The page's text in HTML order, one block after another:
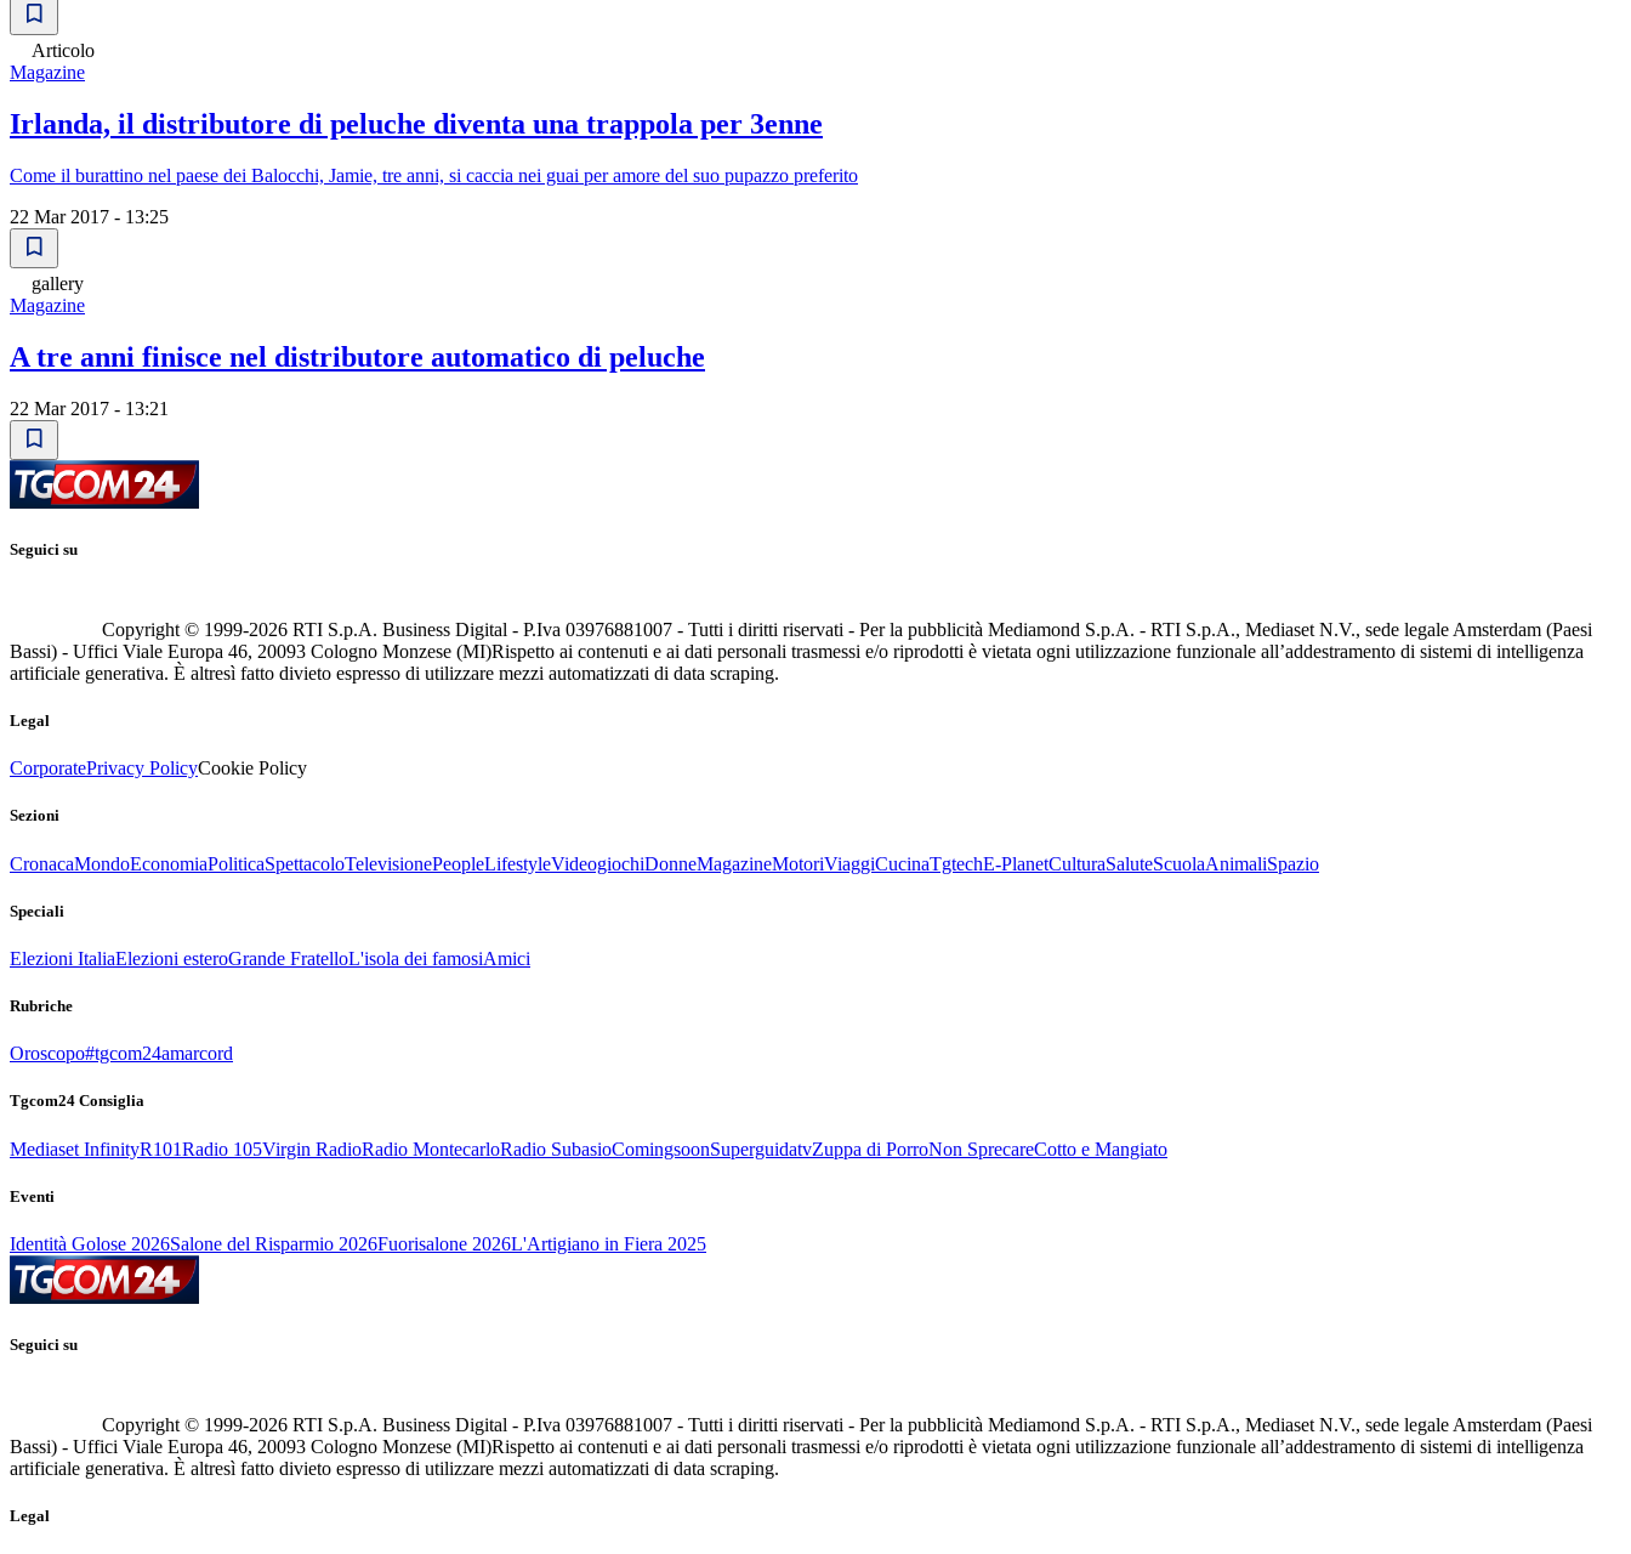
Articolo
Magazine
Irlanda, il distributore di peluche diventa una trappola per 3enne
Come il burattino nel paese dei Balocchi, Jamie, tre anni, si caccia nei guai per amore del suo pupazzo preferito
22 Mar 2017 - 13:25
gallery
Magazine
A tre anni finisce nel distributore automatico di peluche
22 Mar 2017 - 13:21
Seguici su
Copyright © 1999-2026 RTI S.p.A. Business Digital - P.Iva 03976881007 - Tutti i diritti riservati - Per la pubblicità Mediamond S.p.A. - RTI S.p.A., Mediaset N.V., sede legale Amsterdam (Paesi
Bassi) - Uffici Viale Europa 46, 20093 Cologno Monzese (MI)Rispetto ai contenuti e ai dati personali trasmessi e/o riprodotti è vietata ogni utilizzazione funzionale all’addestramento di sistemi di intelligenza
artificiale generativa. È altresì fatto divieto espresso di utilizzare mezzi automatizzati di data scraping.
Legal
CorporatePrivacy PolicyCookie Policy
Sezioni
CronacaMondoEconomiaPoliticaSpettacoloTelevisionePeopleLifestyleVideogiochiDonneMagazineMotoriViaggiCucinaTgtechE-PlanetCulturaSaluteScuolaAnimaliSpazio
Speciali
Elezioni ItaliaElezioni esteroGrande FratelloL'isola dei famosiAmici
Rubriche
Oroscopo#tgcom24amarcord
Tgcom24 Consiglia
Mediaset InfinityR101Radio 105Virgin RadioRadio MontecarloRadio SubasioComingsoonSuperguidatvZuppa di PorroNon SprecareCotto e Mangiato
Eventi
Identità Golose 2026Salone del Risparmio 2026Fuorisalone 2026L'Artigiano in Fiera 2025
Seguici su
Copyright © 1999-2026 RTI S.p.A. Business Digital - P.Iva 03976881007 - Tutti i diritti riservati - Per la pubblicità Mediamond S.p.A. - RTI S.p.A., Mediaset N.V., sede legale Amsterdam (Paesi
Bassi) - Uffici Viale Europa 46, 20093 Cologno Monzese (MI)Rispetto ai contenuti e ai dati personali trasmessi e/o riprodotti è vietata ogni utilizzazione funzionale all’addestramento di sistemi di intelligenza
artificiale generativa. È altresì fatto divieto espresso di utilizzare mezzi automatizzati di data scraping.
Legal